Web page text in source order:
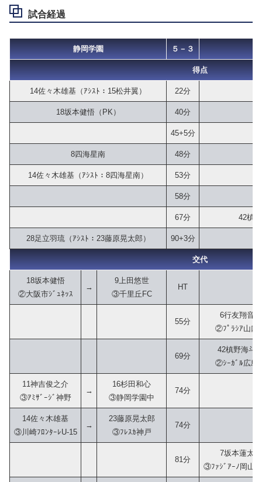
試合経過
静岡学園 ５－３
得点
14佐々木雄基（ｱｼｽﾄ：15松井翼） 22分
18坂本健悟（PK） 40分
45+5分
8四海星南 48分
14佐々木雄基（ｱｼｽﾄ：8四海星南） 53分
58分
67分 42槙
28足立羽琉（ｱｼｽﾄ：23藤原晃太郎） 90+3分
交代
18坂本健悟
②大阪市ｼﾞｭﾈｯｽ
→
9上田悠世
③千里丘FC
HT
55分
6行友翔音
②ﾌﾟﾗｼｱ山口
69分
42槙野海斗
②ｼｰｶﾞﾙ広島
11神吉俊之介
③ｱﾐｻﾞｰｼﾞ神野
→
16杉田和心
③静岡学園中
74分
14佐々木雄基
③川崎ﾌﾛﾝﾀｰﾚU-15
→
23藤原晃太郎
③ﾌﾚｽｶ神戸
74分
81分
7坂本蓮太
③ﾌｧｼﾞｱｰﾉ岡山